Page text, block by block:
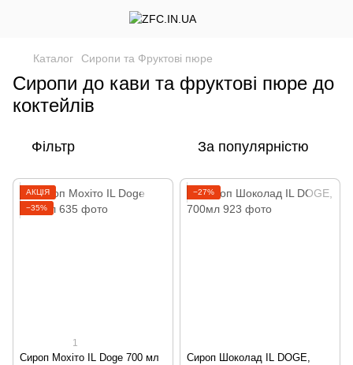
Каталог Сиропи та Фруктові пюре
Сиропи до кави та фруктові пюре до
коктейлів
Фільтр За популярністю
АКЦІЯ
−35%
1
Сироп Мохіто IL Doge 700 мл
−27%
Cироп Шоколад IL DOGE,